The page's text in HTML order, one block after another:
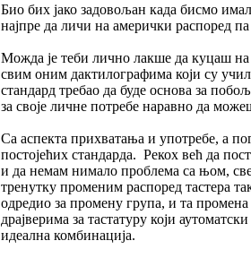
Био бих јако задовољан када бисмо
најпре да личи на амерички распоред
Можда је теби лично лакше да куцаш на
свим оним дактилографима који су
стандард требао да буде основа за
за своје личне потребе наравно да
Са аспекта прихватања и употребе, а
постојећих стандарда. Рекох већ да
и да немам нимало проблема са њом,
тренутку променим распоред тастера
одредио за промену група, и та
драјверима за тастатуру који
идеална комбинација.